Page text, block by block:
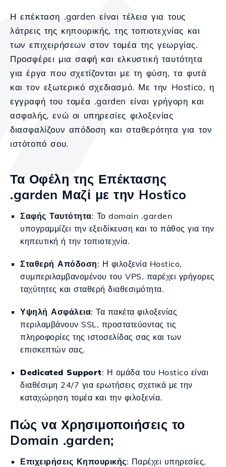
Η επέκταση .garden είναι τέλεια για τους
λάτρεις της κηπουρικής, της τοπιοτεχνίας και
των επιχειρήσεων στον τομέα της γεωργίας.
Προσφέρει μια σαφή και ελκυστική ταυτότητα
για έργα που σχετίζονται με τη φύση, τα φυτά
και τον εξωτερικό σχεδιασμό. Με την Hostico, η
εγγραφή του τομέα .garden είναι γρήγορη και
ασφαλής, ενώ οι υπηρεσίες φιλοξενίας
διασφαλίζουν απόδοση και σταθερότητα για τον
ιστότοπό σου.
Τα Οφέλη της Επέκτασης
.garden Μαζί με την Hostico
Σαφής Ταυτότητα: Το domain .garden
υπογραμμίζει την εξειδίκευση και το πάθος για την
κηπευτική ή την τοπιοτεχνία.
Σταθερή Απόδοση: Η φιλοξενία Hostico,
συμπεριλαμβανομένου του VPS, παρέχει γρήγορες
ταχύτητες και σταθερή διαθεσιμότητα.
Υψηλή Ασφάλεια: Τα πακέτα φιλοξενίας
περιλαμβάνουν SSL, προστατεύοντας τις
πληροφορίες της ιστοσελίδας σας και των
επισκεπτών σας.
Dedicated Support: Η ομάδα του Hostico είναι
διαθέσιμη 24/7 για ερωτήσεις σχετικά με την
καταχώρηση τομέα και την φιλοξενία.
Πώς να Χρησιμοποιήσεις το
Domain .garden;
Επιχειρήσεις Κηπουρικής: Παρέχει υπηρεσίες,